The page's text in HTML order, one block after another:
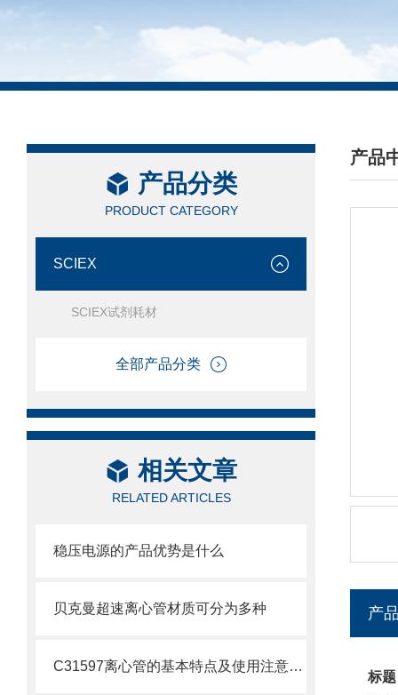
产品分类
PRODUCT CATEGORY
SCIEX
SCIEX试剂耗材
全部产品分类
相关文章
RELATED ARTICLES
稳压电源的产品优势是什么
贝克曼超速离心管材质可分为多种
C31597离心管的基本特点及使用注意事项
产品
/
产
标